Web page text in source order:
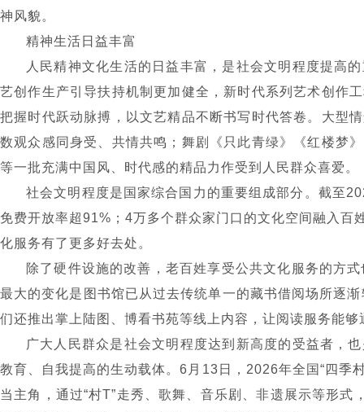
神风貌。
精神生活日益丰富
人民精神文化生活的日益丰富，是社会文明程度提高
艺创作生产引导扶持机制更加健全，新时代系列艺术创作
把握时代跃动脉搏，以文艺精品不断书写时代答卷。大型
数观众感同身受、共情共鸣；舞剧《只此青绿》《红楼梦
等一批充满中国风、时代感的精品力作受到人民群众喜爱。
社会文明程度是国家综合国力的重要组成部分。截至
免费开放率超91% ；4万多个群众家门口的文化空间融入百
化服务有了更多好去处。
除了硬件设施的改善，老百姓享受公共文化服务的方
最大的变化是图书馆已从过去传统单一的藏书借阅场所逐
们还推出掌上陆图、博看书苑等线上内容，让阅读服务能
广大人民群众是社会文明程度达到新高度的受益者，
教育、自我提高的生动载体。6 月 13 日， 2026年全国 “ 四季
当主角，通过“村T”走秀、歌舞、音乐剧、非遗展示等形式